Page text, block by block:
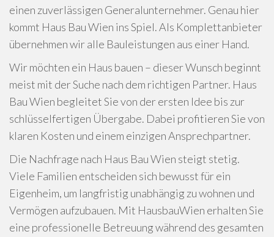
einen zuverlässigen Generalunternehmer. Genau hier
kommt Haus Bau Wien ins Spiel. Als Komplettanbieter
übernehmen wir alle Bauleistungen aus einer Hand.
Wir möchten ein Haus bauen – dieser Wunsch beginnt
meist mit der Suche nach dem richtigen Partner. Haus
Bau Wien begleitet Sie von der ersten Idee bis zur
schlüsselfertigen Übergabe. Dabei profitieren Sie von
klaren Kosten und einem einzigen Ansprechpartner.
Die Nachfrage nach Haus Bau Wien steigt stetig.
Viele Familien entscheiden sich bewusst für ein
Eigenheim, um langfristig unabhängig zu wohnen und
Vermögen aufzubauen. Mit HausbauWien erhalten Sie
eine professionelle Betreuung während des gesamten